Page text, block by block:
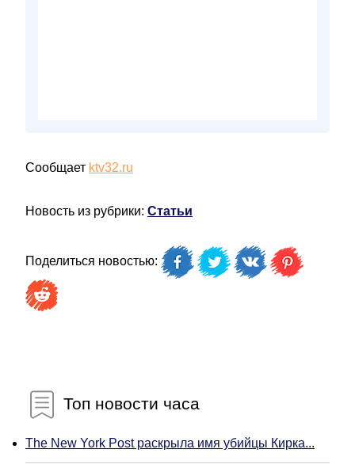
Сообщает ktv32.ru
Новость из рубрики: Статьи
Поделиться новостью:
Топ новости часа
The New York Post раскрыла имя убийцы Кирка...